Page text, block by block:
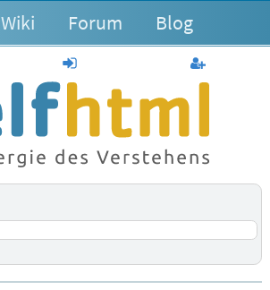
Wiki Forum Blog
anmelden